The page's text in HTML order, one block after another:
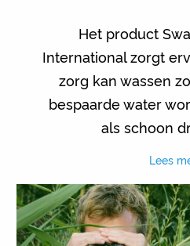
Het product
International zorgt
zorg kan wassen
bespaarde water
als schoon
Lees